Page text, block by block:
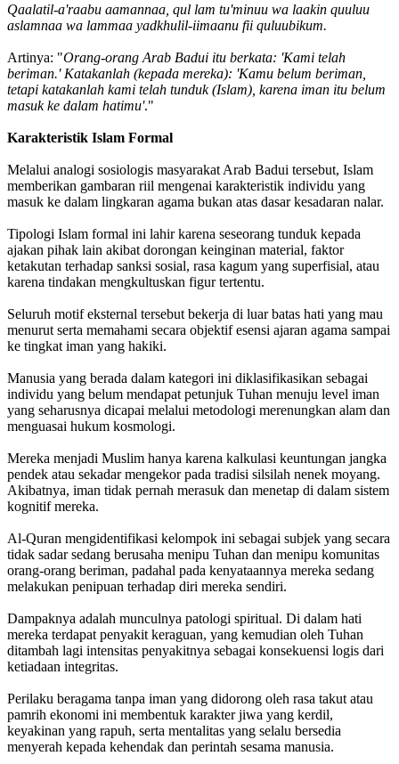
Qaalatil-a'raabu aamannaa, qul lam tu'minuu wa laakin quuluu
aslamnaa wa lammaa yadkhulil-iimaanu fii quluubikum.
Artinya: "Orang-orang Arab Badui itu berkata: 'Kami telah
beriman.' Katakanlah (kepada mereka): 'Kamu belum beriman,
tetapi katakanlah kami telah tunduk (Islam), karena iman itu belum
masuk ke dalam hatimu'."
Karakteristik Islam Formal
Melalui analogi sosiologis masyarakat Arab Badui tersebut, Islam
memberikan gambaran riil mengenai karakteristik individu yang
masuk ke dalam lingkaran agama bukan atas dasar kesadaran nalar.
Tipologi Islam formal ini lahir karena seseorang tunduk kepada
ajakan pihak lain akibat dorongan keinginan material, faktor
ketakutan terhadap sanksi sosial, rasa kagum yang superfisial, atau
karena tindakan mengkultuskan figur tertentu.
Seluruh motif eksternal tersebut bekerja di luar batas hati yang mau
menurut serta memahami secara objektif esensi ajaran agama sampai
ke tingkat iman yang hakiki.
Manusia yang berada dalam kategori ini diklasifikasikan sebagai
individu yang belum mendapat petunjuk Tuhan menuju level iman
yang seharusnya dicapai melalui metodologi merenungkan alam dan
menguasai hukum kosmologi.
Mereka menjadi Muslim hanya karena kalkulasi keuntungan jangka
pendek atau sekadar mengekor pada tradisi silsilah nenek moyang.
Akibatnya, iman tidak pernah merasuk dan menetap di dalam sistem
kognitif mereka.
Al-Quran mengidentifikasi kelompok ini sebagai subjek yang secara
tidak sadar sedang berusaha menipu Tuhan dan menipu komunitas
orang-orang beriman, padahal pada kenyataannya mereka sedang
melakukan penipuan terhadap diri mereka sendiri.
Dampaknya adalah munculnya patologi spiritual. Di dalam hati
mereka terdapat penyakit keraguan, yang kemudian oleh Tuhan
ditambah lagi intensitas penyakitnya sebagai konsekuensi logis dari
ketiadaan integritas.
Perilaku beragama tanpa iman yang didorong oleh rasa takut atau
pamrih ekonomi ini membentuk karakter jiwa yang kerdil,
keyakinan yang rapuh, serta mentalitas yang selalu bersedia
menyerah kepada kehendak dan perintah sesama manusia.